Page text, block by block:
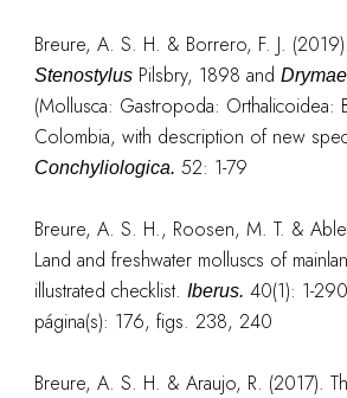
Breure, A. S. H. & Borrero, F. J.
StenostylusPilsbry, 1898 and
(Mollusca: Gastropoda: Orthalicoidea:
Colombia, with description of new
Conchyliologica. 52: 1-79
Breure, A. S. H., Roosen, M. T. &
Land and freshwater molluscs of
illustrated checklist. Iberus. 40(1): 1-
página(s): 176, figs. 238, 240
Breure, A. S. H. & Araujo, R. (2017).